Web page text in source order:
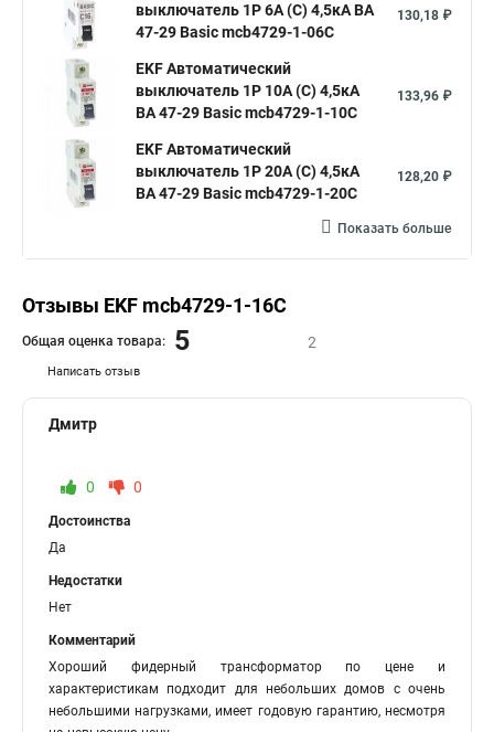
выключатель 1P 6А (C) 4,5кА ВА
47-29 Basic mcb4729-1-06C
130,18 ₽
EKF Автоматический
выключатель 1P 10А (C) 4,5кА
ВА 47-29 Basic mcb4729-1-10C
133,96 ₽
EKF Автоматический
выключатель 1P 20А (C) 4,5кА
ВА 47-29 Basic mcb4729-1-20C
128,20 ₽
Показать больше
Отзывы EKF mcb4729-1-16C
Написать отзыв
Общая оценка товара: 5 2
Дмитр
0 0
Достоинства
Да
Недостатки
Нет
Комментарий
Хороший фидерный трансформатор по цене и
характеристикам подходит для небольших домов с очень
небольшими нагрузками, имеет годовую гарантию, несмотря